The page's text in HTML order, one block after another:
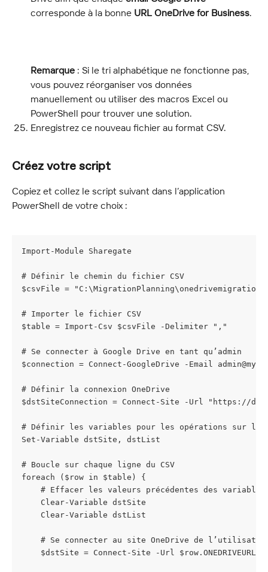
corresponde à la bonne URL OneDrive for Business.
Remarque : Si le tri alphabétique ne fonctionne pas,
vous pouvez réorganiser vos données
manuellement ou utiliser des macros Excel ou
PowerShell pour trouver une solution.
Enregistrez ce nouveau fichier au format CSV.
Créez votre script
Copiez et collez le script suivant dans l’application
PowerShell de votre choix :
Import-Module Sharegate
# Définir le chemin du fichier CSV
$csvFile =
# Importer le fichier CSV
$table = Import-Csv $csvFile -Delimiter ","
# Se connecter à Google Drive en tant qu’admin
$connection = Connect-GoogleDrive -Email
# Définir la connexion OneDrive
$dstSiteConnection = Connect-Site -Url "https://
# Définir les variables pour les opérations sur
Set-Variable dstSite, dstList
# Boucle sur chaque ligne du CSV
foreach ($row in $table) {
    # Effacer les valeurs précédentes des variables
    Clear-Variable dstSite
    Clear-Variable dstList
# Se connecter au site OneDrive de
$dstSite = Connect-Site -Url $row.ONEDRIVEURL